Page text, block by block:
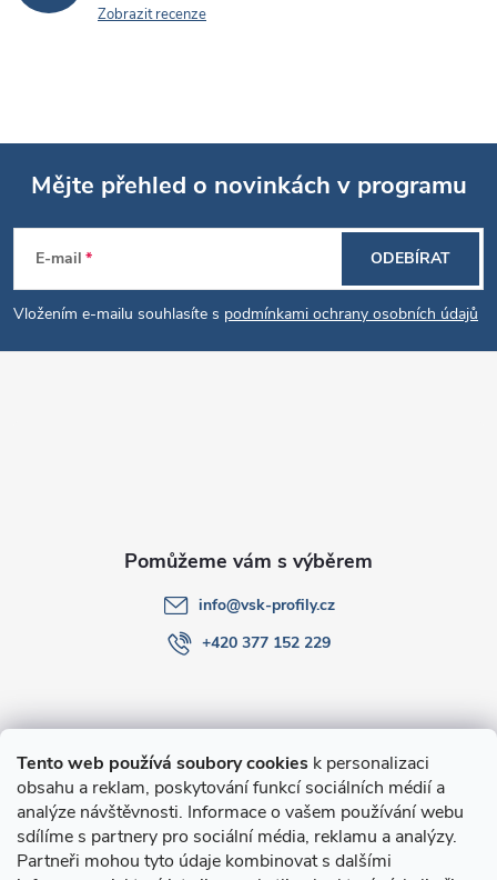
Tento web používá soubory cookies k personalizaci
obsahu a reklam, poskytování funkcí sociálních médií a
analýze návštěvnosti. Informace o vašem používání webu
sdílíme s partnery pro sociální média, reklamu a analýzy.
Partneři mohou tyto údaje kombinovat s dalšími
Zobrazit recenze
Z
á
p
Mějte přehled o novinkách v programu
E-mail
Vložením e-mailu souhlasíte s podmínkami ochrany osobních údajů
ODEBÍRAT
O nákupu
Novinky v programu Alusic
info@vsk-profily.cz
+420 377 152 229